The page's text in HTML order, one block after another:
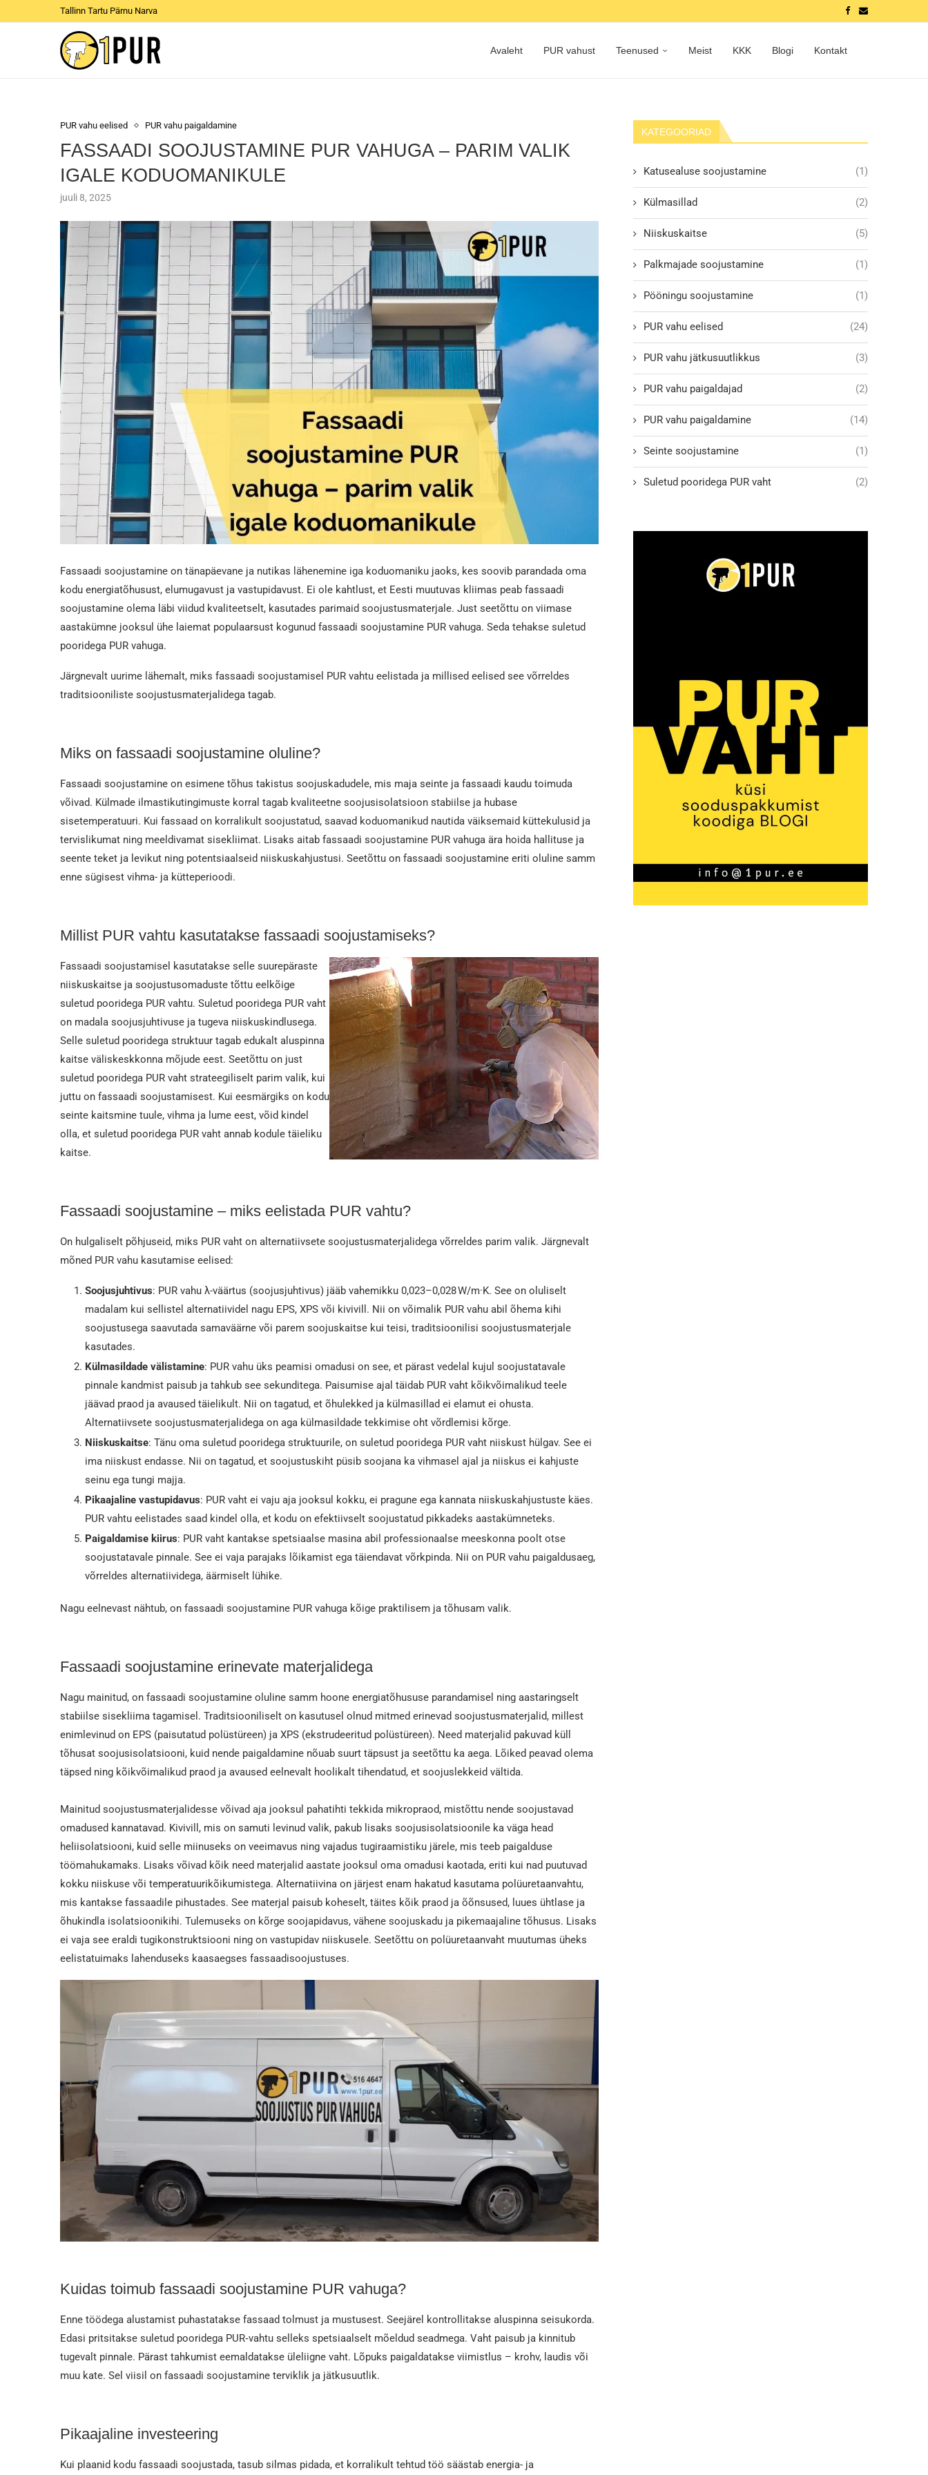
Tallinn Tartu Pärnu Narva
Avaleht PUR vahust Teenused Meist KKK Blogi Kontakt
PUR vahu eelised PUR vahu paigaldamine
FASSAADI SOOJUSTAMINE PUR VAHUGA – PARIM VALIK
IGALE KODUOMANIKULE
juuli 8, 2025
Fassaadi soojustamine on tänapäevane ja nutikas lähenemine iga koduomaniku jaoks, kes soovib parandada oma
kodu energiatõhusust, elumugavust ja vastupidavust. Ei ole kahtlust, et Eesti muutuvas kliimas peab fassaadi
soojustamine olema läbi viidud kvaliteetselt, kasutades parimaid soojustusmaterjale. Just seetõttu on viimase
aastakümne jooksul ühe laiemat populaarsust kogunud fassaadi soojustamine PUR vahuga. Seda tehakse suletud
pooridega PUR vahuga.
Järgnevalt uurime lähemalt, miks fassaadi soojustamisel PUR vahtu eelistada ja millised eelised see võrreldes
traditsiooniliste soojustusmaterjalidega tagab.
Miks on fassaadi soojustamine oluline?
Fassaadi soojustamine on esimene tõhus takistus soojuskadudele, mis maja seinte ja fassaadi kaudu toimuda
võivad. Külmade ilmastikutingimuste korral tagab kvaliteetne soojusisolatsioon stabiilse ja hubase
sisetemperatuuri. Kui fassaad on korralikult soojustatud, saavad koduomanikud nautida väiksemaid küttekulusid ja
tervislikumat ning meeldivamat sisekliimat. Lisaks aitab fassaadi soojustamine PUR vahuga ära hoida hallituse ja
seente teket ja levikut ning potentsiaalseid niiskuskahjustusi. Seetõttu on fassaadi soojustamine eriti oluline samm
enne sügisest vihma- ja kütteperioodi.
Millist PUR vahtu kasutatakse fassaadi soojustamiseks?
Fassaadi soojustamisel kasutatakse selle suurepäraste
niiskuskaitse ja soojustusomaduste tõttu eelkõige
suletud pooridega PUR vahtu. Suletud pooridega PUR vaht
on madala soojusjuhtivuse ja tugeva niiskuskindlusega.
Selle suletud pooridega struktuur tagab edukalt aluspinna
kaitse väliskeskkonna mõjude eest. Seetõttu on just
suletud pooridega PUR vaht strateegiliselt parim valik, kui
juttu on fassaadi soojustamisest. Kui eesmärgiks on kodu
seinte kaitsmine tuule, vihma ja lume eest, võid kindel
olla, et suletud pooridega PUR vaht annab kodule täieliku
kaitse.
Fassaadi soojustamine – miks eelistada PUR vahtu?
On hulgaliselt põhjuseid, miks PUR vaht on alternatiivsete soojustusmaterjalidega võrreldes parim valik. Järgnevalt
mõned PUR vahu kasutamise eelised:
Soojusjuhtivus: PUR vahu λ-väärtus (soojusjuhtivus) jääb vahemikku 0,023–0,028 W/m·K. See on oluliselt
madalam kui sellistel alternatiividel nagu EPS, XPS või kivivill. Nii on võimalik PUR vahu abil õhema kihi
soojustusega saavutada samaväärne või parem soojuskaitse kui teisi, traditsioonilisi soojustusmaterjale
kasutades.
Külmasildade välistamine: PUR vahu üks peamisi omadusi on see, et pärast vedelal kujul soojustatavale
pinnale kandmist paisub ja tahkub see sekunditega. Paisumise ajal täidab PUR vaht kõikvõimalikud teele
jäävad praod ja avaused täielikult. Nii on tagatud, et õhulekked ja külmasillad ei elamut ei ohusta.
Alternatiivsete soojustusmaterjalidega on aga külmasildade tekkimise oht võrdlemisi kõrge.
Niiskuskaitse: Tänu oma suletud pooridega struktuurile, on suletud pooridega PUR vaht niiskust hülgav. See ei
ima niiskust endasse. Nii on tagatud, et soojustuskiht püsib soojana ka vihmasel ajal ja niiskus ei kahjuste
seinu ega tungi majja.
Pikaajaline vastupidavus: PUR vaht ei vaju aja jooksul kokku, ei pragune ega kannata niiskuskahjustuste käes.
PUR vahtu eelistades saad kindel olla, et kodu on efektiivselt soojustatud pikkadeks aastakümneteks.
Paigaldamise kiirus: PUR vaht kantakse spetsiaalse masina abil professionaalse meeskonna poolt otse
soojustatavale pinnale. See ei vaja parajaks lõikamist ega täiendavat võrkpinda. Nii on PUR vahu paigaldusaeg,
võrreldes alternatiividega, äärmiselt lühike.
Nagu eelnevast nähtub, on fassaadi soojustamine PUR vahuga kõige praktilisem ja tõhusam valik.
Fassaadi soojustamine erinevate materjalidega
Nagu mainitud, on fassaadi soojustamine oluline samm hoone energiatõhususe parandamisel ning aastaringselt
stabiilse sisekliima tagamisel. Traditsiooniliselt on kasutusel olnud mitmed erinevad soojustusmaterjalid, millest
enimlevinud on EPS (paisutatud polüstüreen) ja XPS (ekstrudeeritud polüstüreen). Need materjalid pakuvad küll
tõhusat soojusisolatsiooni, kuid nende paigaldamine nõuab suurt täpsust ja seetõttu ka aega. Lõiked peavad olema
täpsed ning kõikvõimalikud praod ja avaused eelnevalt hoolikalt tihendatud, et soojuslekkeid vältida.
Mainitud soojustusmaterjalidesse võivad aja jooksul pahatihti tekkida mikropraod, mistõttu nende soojustavad
omadused kannatavad. Kivivill, mis on samuti levinud valik, pakub lisaks soojusisolatsioonile ka väga head
heliisolatsiooni, kuid selle miinuseks on veeimavus ning vajadus tugiraamistiku järele, mis teeb paigalduse
töömahukamaks. Lisaks võivad kõik need materjalid aastate jooksul oma omadusi kaotada, eriti kui nad puutuvad
kokku niiskuse või temperatuurikõikumistega. Alternatiivina on järjest enam hakatud kasutama polüuretaanvahtu,
mis kantakse fassaadile pihustades. See materjal paisub koheselt, täites kõik praod ja õõnsused, luues ühtlase ja
õhukindla isolatsioonikihi. Tulemuseks on kõrge soojapidavus, vähene soojuskadu ja pikemaajaline tõhusus. Lisaks
ei vaja see eraldi tugikonstruktsiooni ning on vastupidav niiskusele. Seetõttu on polüuretaanvaht muutumas üheks
eelistatuimaks lahenduseks kaasaegses fassaadisoojustuses.
Kuidas toimub fassaadi soojustamine PUR vahuga?
Enne töödega alustamist puhastatakse fassaad tolmust ja mustusest. Seejärel kontrollitakse aluspinna seisukorda.
Edasi pritsitakse suletud pooridega PUR‑vahtu selleks spetsiaalselt mõeldud seadmega. Vaht paisub ja kinnitub
tugevalt pinnale. Pärast tahkumist eemaldatakse üleliigne vaht. Lõpuks paigaldatakse viimistlus – krohv, laudis või
muu kate. Sel viisil on fassaadi soojustamine terviklik ja jätkusuutlik.
Pikaajaline investeering
Kui plaanid kodu fassaadi soojustada, tasub silmas pidada, et korralikult tehtud töö säästab energia- ja
KATEGOORIAD
Katusealuse soojustamine (1)
Külmasillad (2)
Niiskuskaitse (5)
Palkmajade soojustamine (1)
Pööningu soojustamine (1)
PUR vahu eelised (24)
PUR vahu jätkusuutlikkus (3)
PUR vahu paigaldajad (2)
PUR vahu paigaldamine (14)
Seinte soojustamine (1)
Suletud pooridega PUR vaht (2)